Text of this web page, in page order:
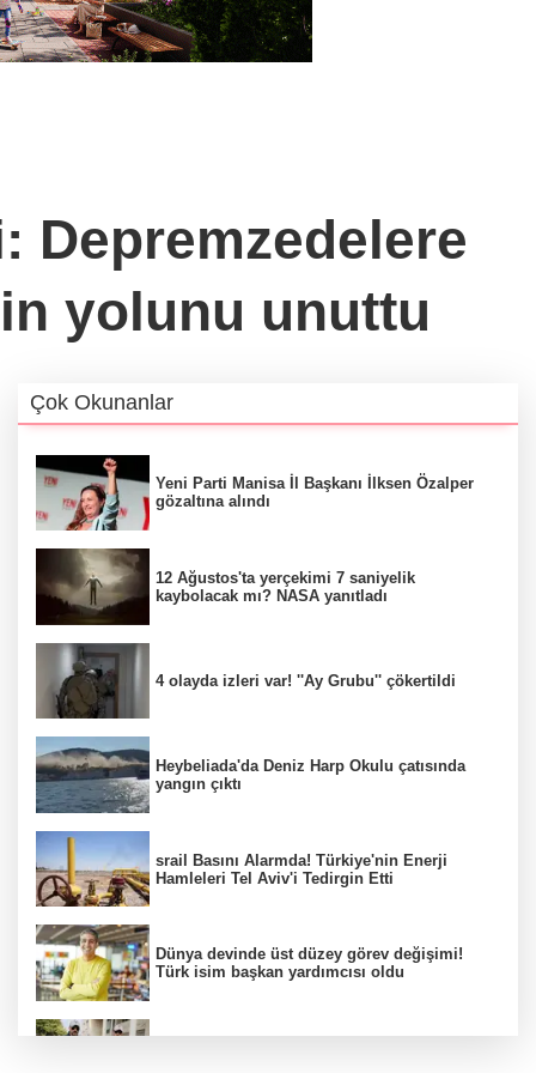
Depremzedelere
yolunu unuttu
Çok Okunanlar
Yeni Parti Manisa İl Başkanı İlksen Özalper
gözaltına alındı
12 Ağustos'ta yerçekimi 7 saniyelik
kaybolacak mı? NASA yanıtladı
4 olayda izleri var! ''Ay Grubu'' çökertildi
Heybeliada'da Deniz Harp Okulu çatısında
yangın çıktı
srail Basını Alarmda! Türkiye'nin Enerji
Hamleleri Tel Aviv'i Tedirgin Etti
Dünya devinde üst düzey görev değişimi!
Türk isim başkan yardımcısı oldu